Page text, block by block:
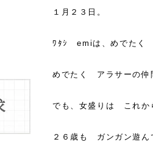
１月２３日。
ﾜﾀｼ emiは、めでたく
めでたく アラサーの仲
でも、女盛りは これか
２６歳も ガンガン遊ん